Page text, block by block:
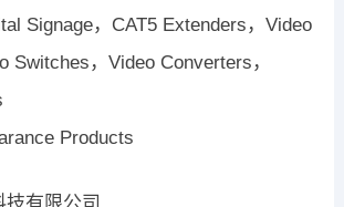
Signage，CAT5 Extenders，Video
Switches，Video Converters，
Products